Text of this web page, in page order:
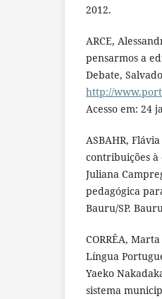
2012.
ARCE,
pensarmos a
Debate,
http://
Acesso em: 24
ASBAHR,
contribuições à
Juliana
pedagógica
Bauru/SP.
CORRÊA,
Língua
Yaeko
sistema